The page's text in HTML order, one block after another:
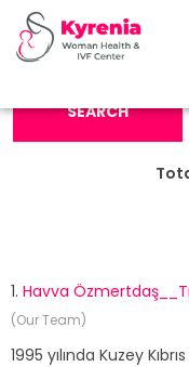
Search Keyword:
SEARCH
1. Havva
(Our Team)
1995 yılında Kuzey